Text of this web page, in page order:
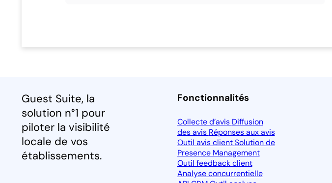
Guest Suite, la
solution n°1 pour
piloter la visibilité
locale de vos
établissements.
Fonctionnalités
Collecte d’avis Diffusion
des avis Réponses aux avis
Outil avis clientSolution de
Presence Management
Outil feedback client
Analyse concurrentielle